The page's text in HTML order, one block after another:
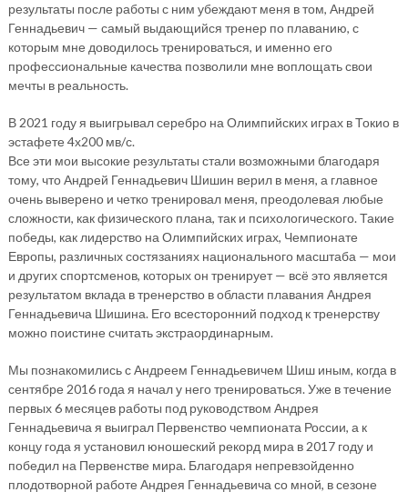
результаты после работы с ним убеждают меня в том, Андрей
Геннадьевич — самый выдающийся тренер по плаванию, с
которым мне доводилось тренироваться, и именно его
профессиональные качества позволили мне воплощать свои
мечты в реальность.
В 2021 году я выигрывал серебро на Олимпийских играх в Токио в
эстафете 4х200 мв/с.
Все эти мои высокие результаты стали возможными благодаря
тому, что Андрей Геннадьевич Шишин верил в меня, а главное
очень выверено и четко тренировал меня, преодолевая любые
сложности, как физического плана, так и психологического. Такие
победы, как лидерство на Олимпийских играх, Чемпионате
Европы, различных состязаниях национального масштаба — мои
и других спортсменов, которых он тренирует — всё это является
результатом вклада в тренерство в области плавания Андрея
Геннадьевича Шишина. Его всесторонний подход к тренерству
можно поистине считать экстраординарным.
Мы познакомились с Андреем Геннадьевичем Шиш иным, когда в
сентябре 2016 года я начал у него тренироваться. Уже в течение
первых 6 месяцев работы под руководством Андрея
Геннадьевича я выиграл Первенство чемпионата России, а к
концу года я установил юношеский рекорд мира в 2017 году и
победил на Первенстве мира. Благодаря непревзойденно
плодотворной работе Андрея Геннадьевича со мной, в сезоне